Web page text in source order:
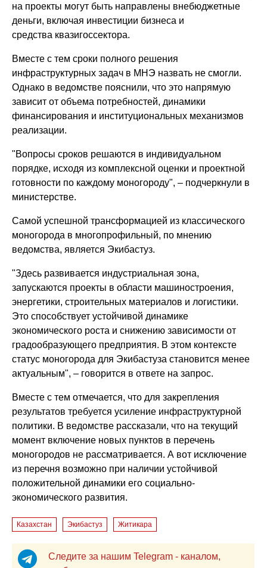
на проекты могут быть направлены внебюджетные
деньги, включая инвестиции бизнеса и
средства квазигоссектора.
Вместе с тем сроки полного решения
инфраструктурных задач в МНЭ назвать не смогли.
Однако в ведомстве пояснили, что это напрямую
зависит от объема потребностей, динамики
финансирования и институциональных механизмов
реализации.
"Вопросы сроков решаются в индивидуальном
порядке, исходя из комплексной оценки и проектной
готовности по каждому моногороду", – подчеркнули в
министерстве.
Самой успешной трансформацией из классического
моногорода в многопрофильный, по мнению
ведомства, является Экибастуз.
"Здесь развивается индустриальная зона,
запускаются проекты в области машиностроения,
энергетики, строительных материалов и логистики.
Это способствует устойчивой динамике
экономического роста и снижению зависимости от
градообразующего предприятия. В этом контексте
статус моногорода для Экибастуза становится менее
актуальным", – говорится в ответе на запрос.
Вместе с тем отмечается, что для закрепления
результатов требуется усиление инфраструктурной
политики. В ведомстве рассказали, что на текущий
момент включение новых пунктов в перечень
моногородов не рассматривается. А вот исключение
из перечня возможно при наличии устойчивой
положительной динамики его социально-
экономического развития.
Казахстан Экибастуз Житикара
Следите за нашим Telegram - каналом,